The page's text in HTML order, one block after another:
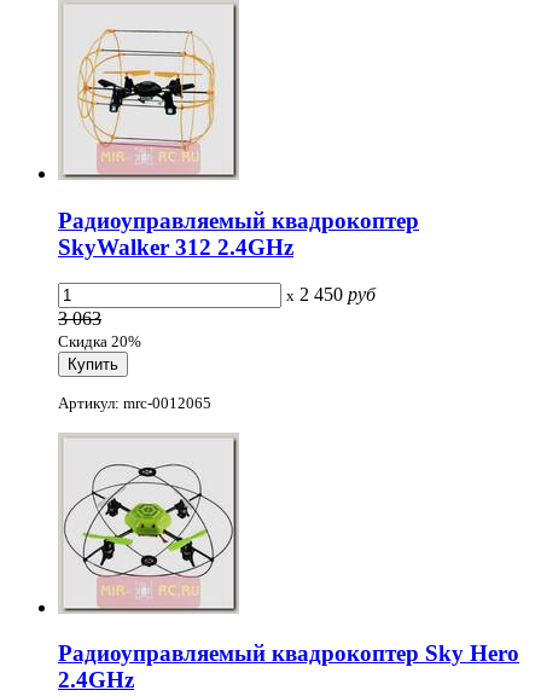
Радиоуправляемый квадрокоптер
SkyWalker 312 2.4GHz
x 2 450 руб
3 063
Скидка 20%
Артикул: mrc-0012065
Радиоуправляемый квадрокоптер Sky Hero
2.4GHz